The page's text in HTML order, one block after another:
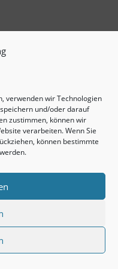
verwenden wir Technologien
und/oder darauf
zustimmen, können wir
verarbeiten. Wenn Sie
können bestimmte